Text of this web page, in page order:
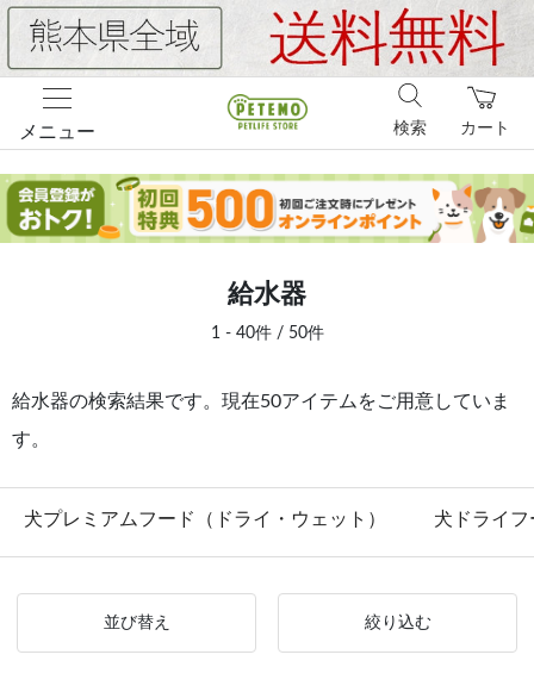
メニュー カート
検索
給水器
1 - 40件 / 50件
給水器の検索結果です。現在50アイテムをご用意していま
す。
犬プレミアムフード（ドライ・ウェット） 犬ドライフ
並び替え 絞り込む